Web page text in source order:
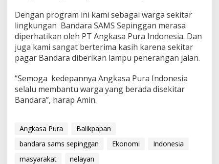
Dengan program ini kami sebagai warga sekitar
lingkungan Bandara SAMS Sepinggan merasa
diperhatikan oleh PT Angkasa Pura Indonesia. Dan
juga kami sangat berterima kasih karena sekitar
pagar Bandara diberikan lampu penerangan jalan.
“Semoga kedepannya Angkasa Pura Indonesia
selalu membantu warga yang berada disekitar
Bandara”, harap Amin.
Angkasa Pura
Balikpapan
bandara sams sepinggan
Ekonomi
Indonesia
masyarakat
nelayan